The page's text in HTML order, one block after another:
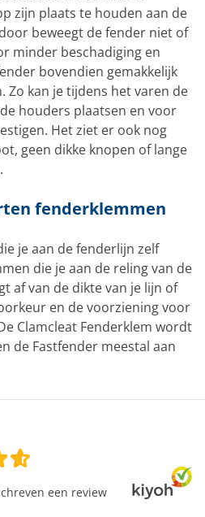
zijn plaats te houden aan de
beweegt de fender niet of
minder beschadiging en
bovendien gemakkelijk
Zo kan je tijdens het varen de
houders plaatsen en voor
Het ziet er ook nog
geen dikke knopen of lange
fenderklemmen
je aan de fenderlijn zelf
die je aan de reling van de
af van de dikte van je lijn of
en de voorziening voor
Clamcleat Fenderklem wordt
de Fastfender meestal aan
een review